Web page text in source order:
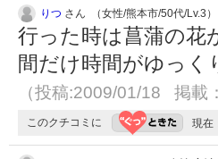
りつ さん （女性/熊本市/50代/Lv.3）
行った時は菖蒲の花
間だけ時間がゆっ
（投稿:2009/01/18 掲載
このクチコミに 現在